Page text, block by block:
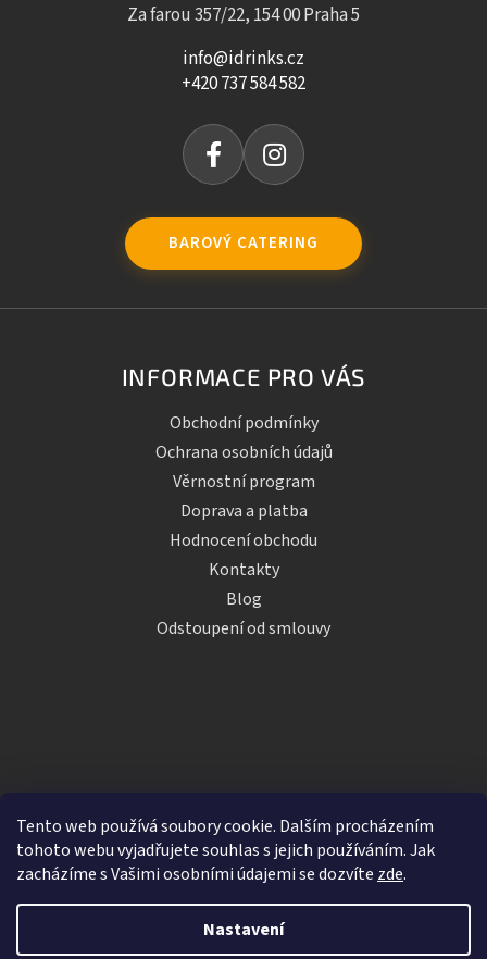
Tento web používá soubory cookie. Dalším procházením
tohoto webu vyjadřujete souhlas s jejich používáním. Jak
zacházíme s Vašimi osobními údajemi se dozvíte zde.
Nastavení
Za farou 357/22, 154 00 Praha 5
info@idrinks.cz
+420 737 584 582
BAROVÝ CATERING
INFORMACE PRO VÁS
Obchodní podmínky
Ochrana osobních údajů
Věrnostní program
Doprava a platba
Hodnocení obchodu
Kontakty
Blog
Odstoupení od smlouvy
Vytvořil Shoptet
iDRINKS.cz. Všechna práva vyhrazena.